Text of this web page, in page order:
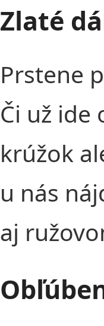
Zlaté
Prstene
Či už
krúžok
u nás
aj